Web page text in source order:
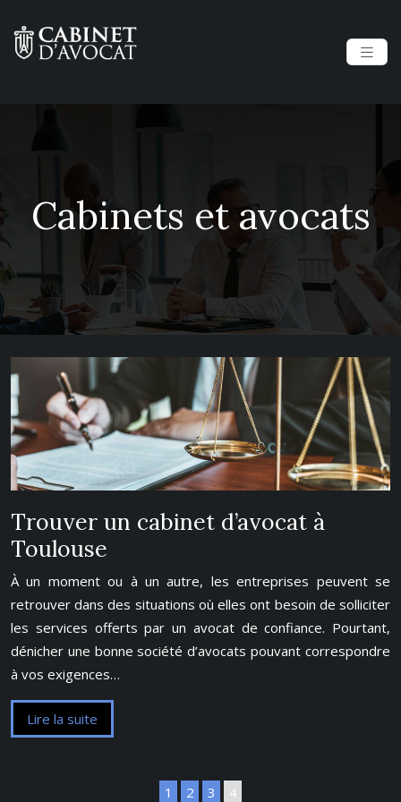
Cabinets et avocats
Trouver un cabinet d’avocat à
Toulouse
À un moment ou à un autre, les entreprises peuvent se
retrouver dans des situations où elles ont besoin de solliciter
les services offerts par un avocat de confiance. Pourtant,
dénicher une bonne société d’avocats pouvant correspondre
à vos exigences…
Lire la suite
1 2 3 4